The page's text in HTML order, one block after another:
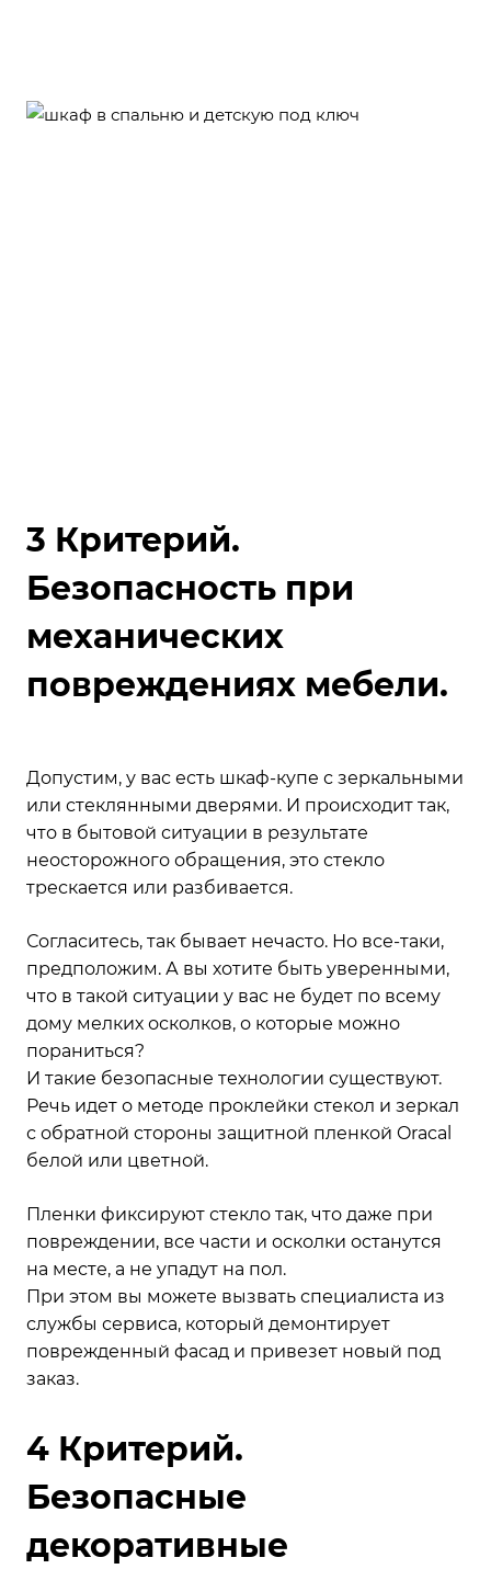
3 Критерий.
Безопасность при
механических
повреждениях мебели.
Допустим, у вас есть шкаф-купе с зеркальными
или стеклянными дверями. И происходит так,
что в бытовой ситуации в результате
неосторожного обращения, это стекло
трескается или разбивается.
Согласитесь, так бывает нечасто. Но все-таки,
предположим. А вы хотите быть уверенными,
что в такой ситуации у вас не будет по всему
дому мелких осколков, о которые можно
пораниться?
И такие безопасные технологии существуют.
Речь идет о методе проклейки стекол и зеркал
с обратной стороны защитной пленкой Oracal
белой или цветной.
Пленки фиксируют стекло так, что даже при
повреждении, все части и осколки останутся
на месте, а не упадут на пол.
При этом вы можете вызвать специалиста из
службы сервиса, который демонтирует
поврежденный фасад и привезет новый под
заказ.
4 Критерий.
Безопасные
декоративные